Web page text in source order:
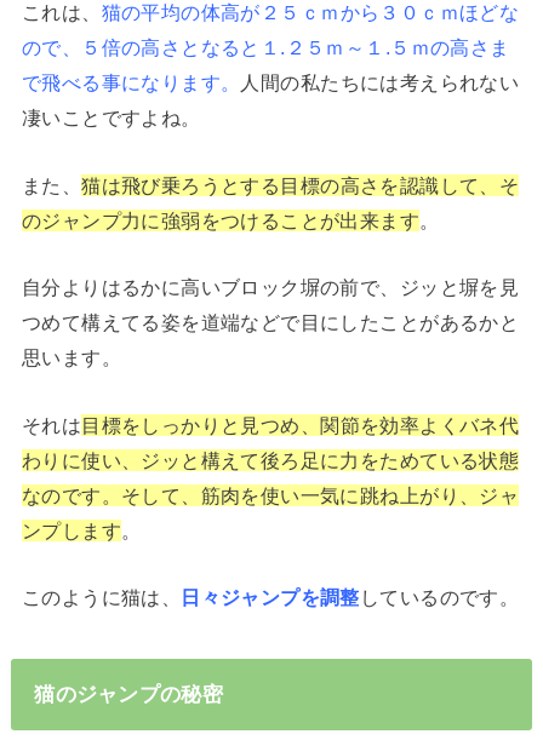
これは、 猫の平均の体高が２５ｃｍから３０ｃｍほどな
ので、５倍の高さとなると１.２５ｍ～１.５ｍの高さま
で飛べる事になります。
人間の私たちには考えられない
凄いことですよね。
また、猫は飛び乗ろうとする目標の高さを認識して、そ
のジャンプ力に強弱をつけることが出来ます。
自分よりはるかに高いブロック塀の前で、ジッと塀を見
つめて構えてる姿を道端などで目にしたことがあるかと
思います。
それは目標をしっかりと見つめ、関節を効率よくバネ代
わりに使い、ジッと構えて後ろ足に力をためている状態
なのです。そして、筋肉を使い一気に跳ね上がり、ジャ
ンプします
このように猫は、 日々ジャンプを調整 しているのです。
猫のジャンプの秘密